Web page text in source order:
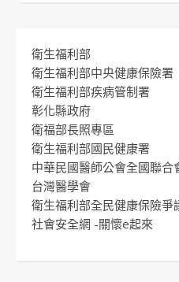
衛生福利部
衛生福利部中央健康保險署
衛生福利部疾病管制署
彰化縣政府
衛福部長照專區
衛生福利部國民健康署
中華民國醫師公會全國聯合
台灣醫學會
衛生福利部全民健康保險爭
社會安全網 -關懷e起來